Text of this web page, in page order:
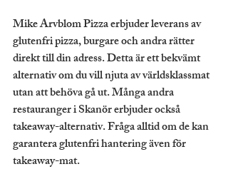
Mike Arvblom Pizza erbjuder leverans av
glutenfri pizza, burgare och andra rätter
direkt till din adress. Detta är ett bekvämt
alternativ om du vill njuta av världsklassmat
utan att behöva gå ut. Många andra
restauranger i Skanör erbjuder också
takeaway-alternativ. Fråga alltid om de kan
garantera glutenfri hantering även för
takeaway-mat.